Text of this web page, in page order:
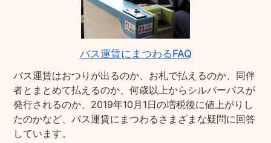
バス運賃にまつわるFAQ
バス運賃はおつりが出るのか、お札で払えるのか、同伴
者とまとめて払えるのか、何歳以上からシルバーパスが
発行されるのか、2019年10月1日の増税後に値上がりし
たのかなど、バス運賃にまつわるさまざまな疑問に回答
しています。